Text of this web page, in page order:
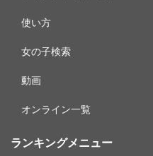
使い方
女の子検索
動画
オンライン一覧
ランキングメニュー